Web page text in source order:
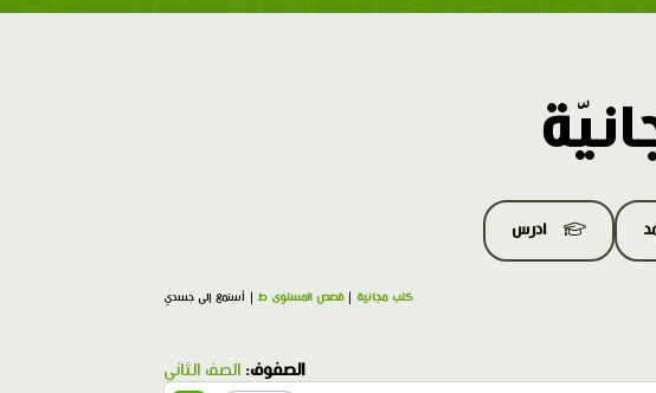
ادرس
كتب مجانية |قصص المستوى ط | أستمع إلى جسدي
الصفوف: الصف الثاني